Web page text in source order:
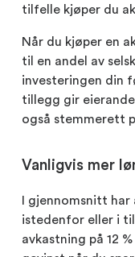
tilfelle kjøper du
Når du kjøper en
til en andel av
investeringen din
tillegg gir
også stemmerett
Vanligvis mer
I gjennomsnitt har
istedenfor eller i
avkastning på 12